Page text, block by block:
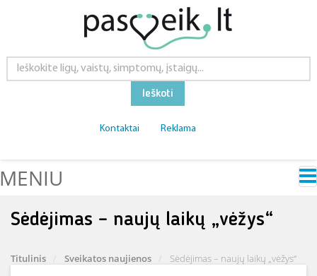
Ieškoti
Kontaktai Reklama
MENIU
Sėdėjimas – naujų laikų „vėžys“
Titulinis Sveikatos naujienos Sėdėjimas – naujų laikų „vėžys“